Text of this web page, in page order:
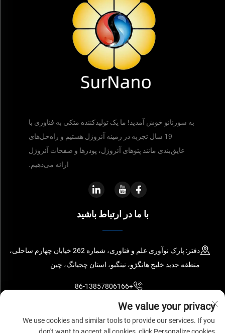
به سورنانو خوش آمدید! ما یک تولیدکننده متکی به فناوری با
19 سال تجربه در زمینه آئروژل هستیم و راه‌حل‌های
عایق‌بندی مانند پتوهای آئروژل، پودرها و صفحات آئروژل
ارائه می‌دهیم.
با ما در ارتباط باشید
دفتر: پارک نوآوری علم و فناوری، شماره 262 خیابان چهارم ساحلی،
منطقه جدید خلیج هانگژو، نینگبو، استان چجیانگ، چین
+86-13857806166
[email protected]
We value your privacy
We use cookies and similar tools to provide our services. If you